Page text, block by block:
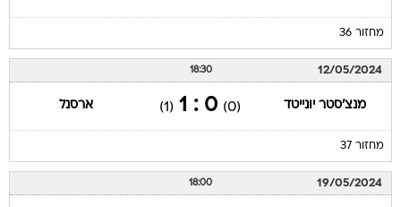
מחזור 36
12/05/2024
18:30
מנצ'סטר יונייטד (0)
0 : 1
(1) ארסנל
מחזור 37
19/05/2024
18:00